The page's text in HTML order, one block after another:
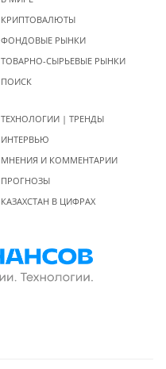
КРИПТОВАЛЮТЫ
ФОНДОВЫЕ РЫНКИ
ТОВАРНО-СЫРЬЕВЫЕ РЫНКИ
ПОИСК
ТЕХНОЛОГИИ | ТРЕНДЫ
ИНТЕРВЬЮ
МНЕНИЯ И КОММЕНТАРИИ
ПРОГНОЗЫ
КАЗАХСТАН В ЦИФРАХ